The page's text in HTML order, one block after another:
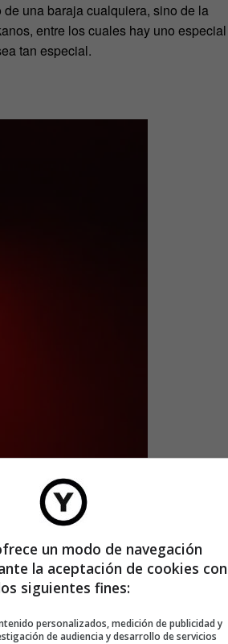
una baraja cualquiera, sino de la
entre los cuales hay uno especial
tan especial.
un modo de navegación
la aceptación de cookies con
siguientes fines:
personalizados, medición de publicidad y
de audiencia y desarrollo de servicios